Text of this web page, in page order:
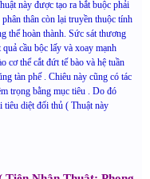
này được tạo ra bắt buộc phải
thân còn lại truyền thuộc tính
thể hoàn thành. Sức sát thương
cầu bộc lấy và xoay mạnh
cơ thể cắt đứt tế bào và hệ tuần
tàn phế . Chiêu này cũng có tác
trọng bằng mục tiêu . Do đó
diệt đối thủ ( Thuật này